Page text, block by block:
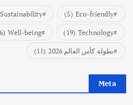
Eco-friendly
(5)
Sustainability
Technology
(19)
Well-being
(6)
بطولة كأس العالم 2026
(11)
Meta